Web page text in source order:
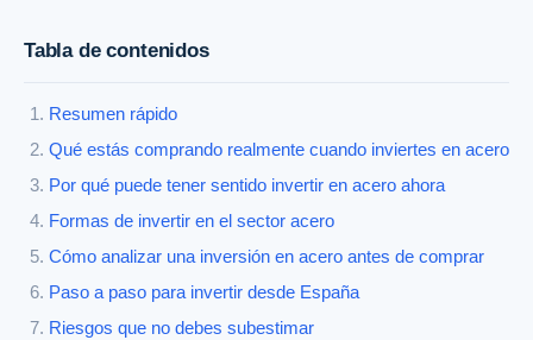
Tabla de contenidos
Resumen rápido
Qué estás comprando realmente cuando inviertes en acero
Por qué puede tener sentido invertir en acero ahora
Formas de invertir en el sector acero
Cómo analizar una inversión en acero antes de comprar
Paso a paso para invertir desde España
Riesgos que no debes subestimar